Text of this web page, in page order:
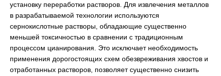
установку переработки растворов. Для извлечения металлов
в разрабатываемой технологии используются
сернокислотные растворы, обладающие существенно
меньшей токсичностью в сравнении с традиционным
процессом цианирования. Это исключает необходимость
применения дорогостоящих схем обезвреживания хвостов и
отработанных растворов, позволяет существенно снизить